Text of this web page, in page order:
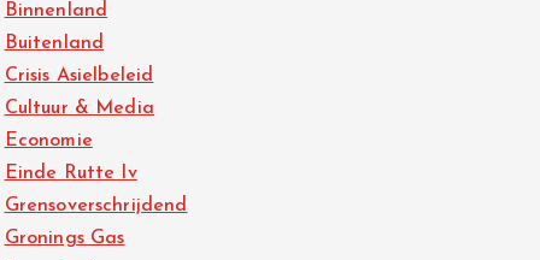
Binnenland
Buitenland
Crisis Asielbeleid
Cultuur & Media
Economie
Einde Rutte Iv
Grensoverschrijdend
Gronings Gas